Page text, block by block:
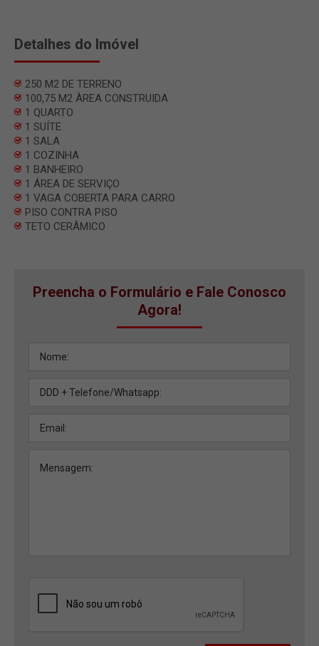
Detalhes do Imóvel
250 M2 DE TERRENO
100,75 M2 ÀREA CONSTRUIDA
1 QUARTO
1 SUÍTE
1 SALA
1 COZINHA
1 BANHEIRO
1 ÁREA DE SERVIÇO
1 VAGA COBERTA PARA CARRO
PISO CONTRA PISO
TETO CERÂMICO
Preencha o Formulário e Fale Conosco
Agora!